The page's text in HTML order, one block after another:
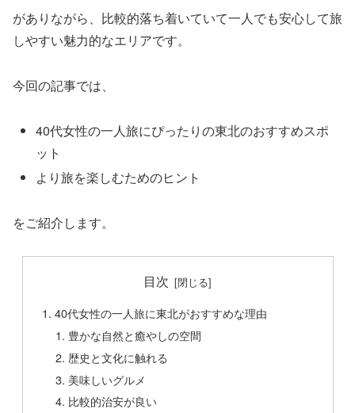
がありながら、比較的落ち着いていて一人でも安心して旅
しやすい魅力的なエリアです。
今回の記事では、
40代女性の一人旅にぴったりの東北のおすすめスポ
ット
より旅を楽しむためのヒント
をご紹介します。
目次
40代女性の一人旅に東北がおすすめな理由
豊かな自然と癒やしの空間
歴史と文化に触れる
美味しいグルメ
比較的治安が良い